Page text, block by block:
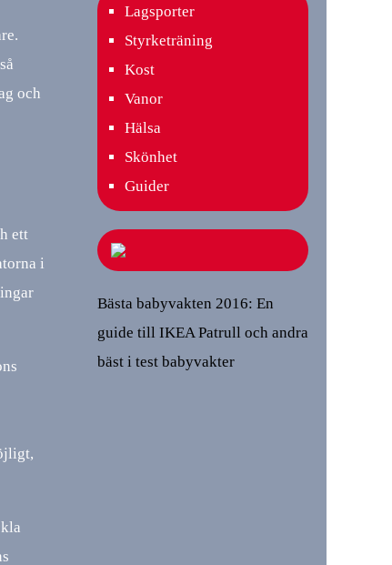
och
ett
i
Lagsporter
Styrketräning
Kost
Vanor
Hälsa
Skönhet
Guider
Bästa babyvakten 2016: En
guide till IKEA Patrull och andra
bäst i test babyvakter